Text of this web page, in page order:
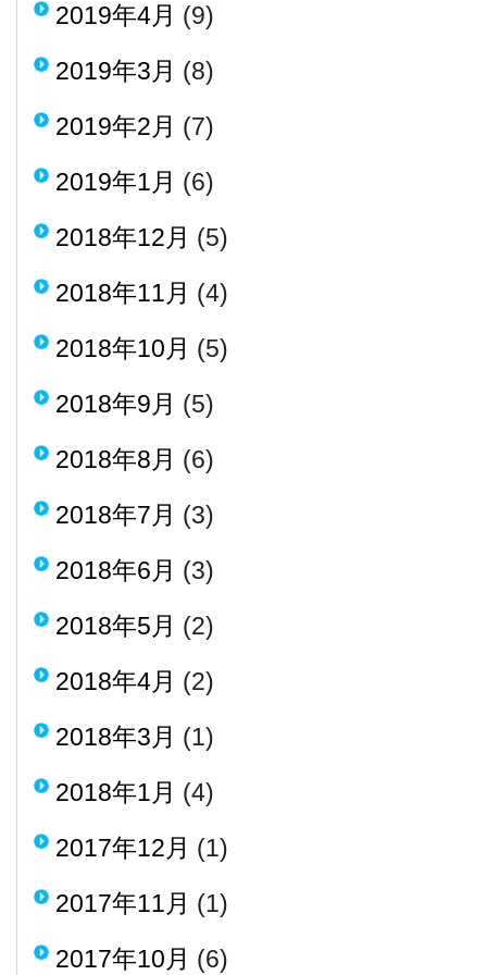
2019年4月 (9)
2019年3月 (8)
2019年2月 (7)
2019年1月 (6)
2018年12月 (5)
2018年11月 (4)
2018年10月 (5)
2018年9月 (5)
2018年8月 (6)
2018年7月 (3)
2018年6月 (3)
2018年5月 (2)
2018年4月 (2)
2018年3月 (1)
2018年1月 (4)
2017年12月 (1)
2017年11月 (1)
2017年10月 (6)